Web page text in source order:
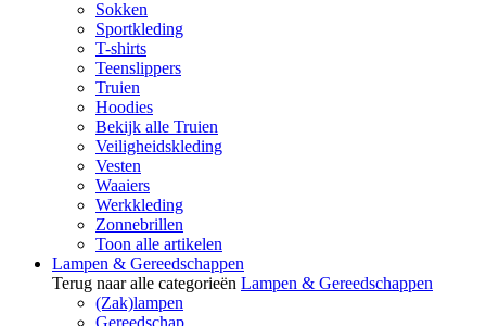
Sokken
Sportkleding
T-shirts
Teenslippers
Truien
Hoodies
Bekijk alle Truien
Veiligheidskleding
Vesten
Waaiers
Werkkleding
Zonnebrillen
Toon alle artikelen
Lampen & Gereedschappen
Terug naar alle categorieën Lampen & Gereedschappen
(Zak)lampen
Gereedschap